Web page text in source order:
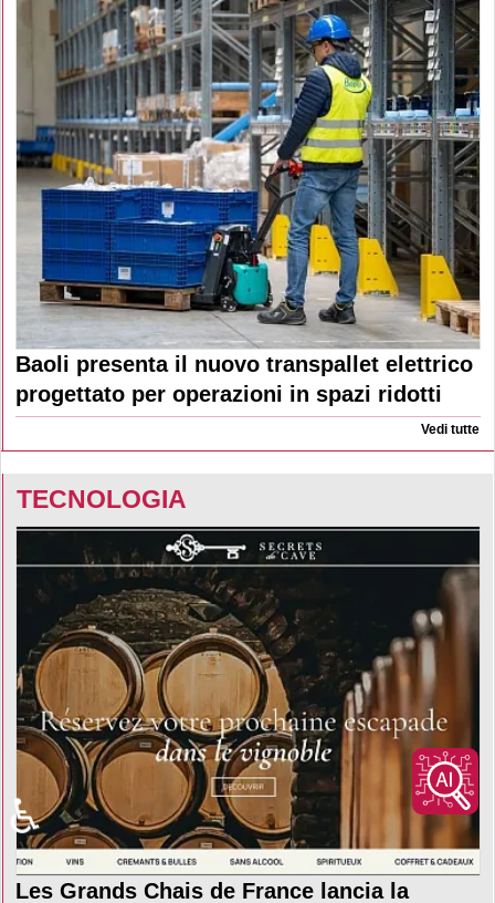
Baoli presenta il nuovo transpallet elettrico
progettato per operazioni in spazi ridotti
Vedi tutte
TECNOLOGIA
Les Grands Chais de France lancia la